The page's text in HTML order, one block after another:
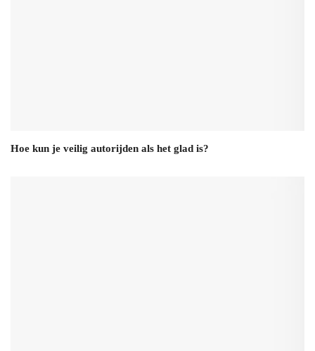
Hoe kun je veilig autorijden als het glad is?